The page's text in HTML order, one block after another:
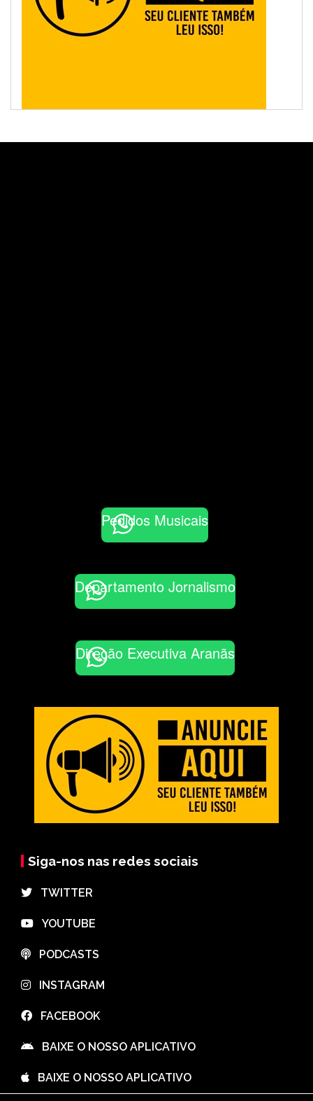
Pedidos Musicais
Departamento Jornalismo
Direção Executiva Aranãs
Siga-nos nas redes sociais
⠀TWITTER
⠀YOUTUBE
⠀PODCASTS
⠀INSTAGRAM
⠀FACEBOOK
⠀BAIXE O NOSSO APLICATIVO
⠀BAIXE O NOSSO APLICATIVO